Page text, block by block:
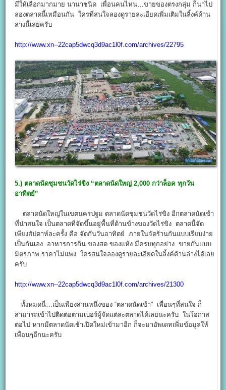
มีให้เลือกมากมาย นานาชนิด เพื่อนคนไหน…ขายของตรงกลุ่ม ก็น่าไป
ลองตลาดนี้เหมือนกัน ใครที่สนใจลองดูรายละเอียดเพิ่มเติมในลิ้งค์ด้าน
ล่างนี้เลยครับ
http://www.xn--22cap5dwcq3d9ac1l0f.com/archives/22795
5.) ตลาดนัดชุมชนวัดไร่ขิง “ตลาดนัดใหญ่ 2,000 กว่าล็อค ทุกวัน
อาทิตย์”
ตลาดนัดใหญ่ในเขตนครปฐม ตลาดนัดชุมชนวัดไร่ขิง อีกตลาดนัดเช้า
ที่น่าสนใจ เป็นตลาดที่จัดขึ้นอยู่พื้นที่ด้านข้างของวัดไร่ขิง ตลาดนี้จัด
เพียงสัปดาห์ละครั้ง คือ จัดกันวันอาทิตย์ ภายในจัดร้านกันแบบเรียบง่าย
เป็นกันเอง อาหารการกิน ของสด ของแห้ง มีครบทุกอย่าง ขายกันแบบ
มิตรภาพ ราคาไม่แพง ใครสนใจลองดูรายละเอียดในลิ้งค์ด้านล่างได้เลย
ครับ
http://www.xn--22cap5dwcq3d9ac1l0f.com/archives/21300
ทั้งหมดนี่…เป็นเพียงส่วนหนึ่งของ “ตลาดนัดเช้า” เพื่อนๆที่สนใจ ก็
สามารถเข้าไปติดต่อตามเบอร์ผู้จัดแต่ละตลาดได้เลยนะครับ ในโอกาส
ต่อไป หากมีตลาดนัดเช้าเปิดใหม่เข้ามาอีก ก็จะมาอัพเดทเพิ่มข้อมูลให้
เพื่อนๆอีกนะครับ